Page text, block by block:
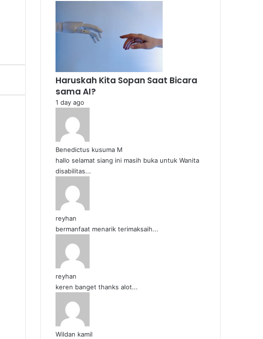
Haruskah Kita Sopan Saat Bicara
sama AI?
1 day ago
Benedictus kusuma M
hallo selamat siang ini masih buka untuk Wanita
disabilitas...
reyhan
bermanfaat menarik terimaksaih...
reyhan
keren banget thanks alot...
Wildan kamil